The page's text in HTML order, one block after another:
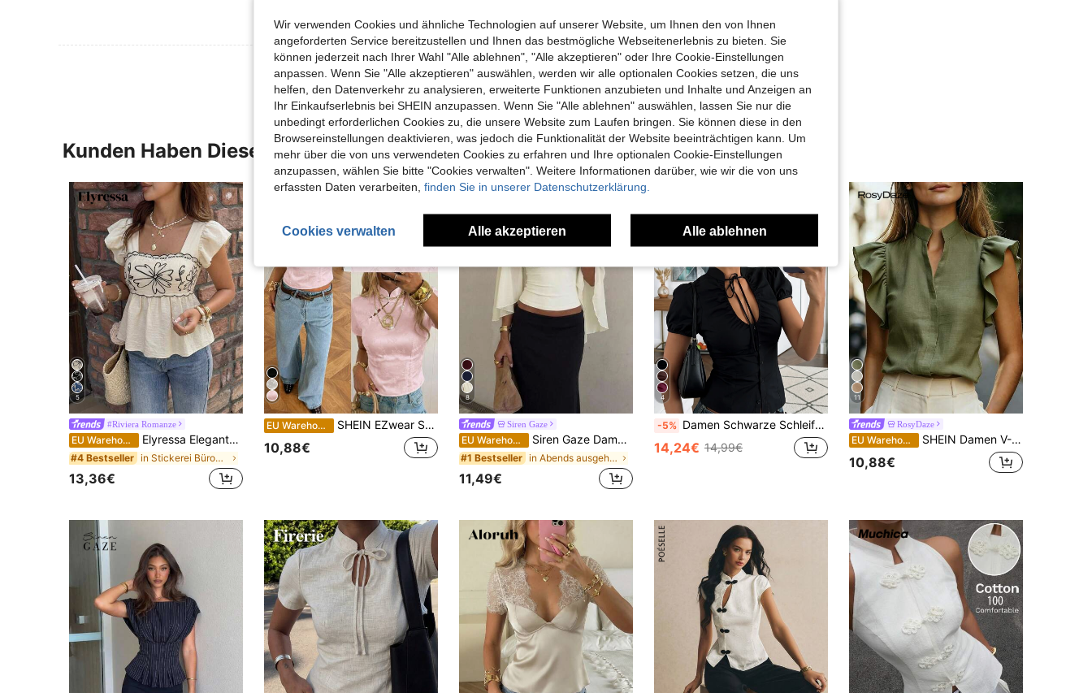
Hilfreich (0)
Kunden Haben Diese Artikel Auch Angeschaut
5
#Riviera Romanze
EU Warehouse Elyressa Elegantes Sommerhemd mit bedrucktem Webstoff für Frauen
#4 Bestseller in Stickerei Büroblusen
13,36€
EU Warehouse SHEIN EZwear Satin Jacquard Damen Einfarbige Knopf Mao Kragen Kurzarm Satin Bluse
10,88€
8
Siren Gaze
EU Warehouse Siren Gaze Damen Bluse in Unifarbe mit tiefem V-Ausschnitt, plissiert, lässig, vielseitig, für den täglichen Gebrauch
#1 Bestseller in Abends ausgehen Frauen Blusen
11,49€
4
-5% Damen Schwarze Schleife Aushöhlung Sexy Lässige Taillen-betonende Bluse, Herbst/Sommer Alltagskleidung, Schulanfang Saison
14,24€ 14,99€
11
RosyDaze
EU Warehouse SHEIN Damen V-Ausschnitt Kurzarm Bluse, angenehmer Stoff, geeignet für Urlaub, Alltag, lässig, Strand, Date, Party, Stadturlaub im Sommer, vielseitig
10,88€
Wir verwenden Cookies und ähnliche Technologien auf unserer Website, um Ihnen den von Ihnen
angeforderten Service bereitzustellen und Ihnen das bestmögliche Webseitenerlebnis zu bieten. Sie
können jederzeit nach Ihrer Wahl "Alle ablehnen", "Alle akzeptieren" oder Ihre Cookie-Einstellungen
anpassen. Wenn Sie "Alle akzeptieren" auswählen, werden wir alle optionalen Cookies setzen, die uns
helfen, den Datenverkehr zu analysieren, erweiterte Funktionen anzubieten und Inhalte und Anzeigen an
Ihr Einkaufserlebnis bei SHEIN anzupassen. Wenn Sie "Alle ablehnen" auswählen, lassen Sie nur die
unbedingt erforderlichen Cookies zu, die unsere Website zum Laufen bringen. Sie können diese in den
Browsereinstellungen deaktivieren, was jedoch die Funktionalität der Website beeinträchtigen kann. Um
mehr über die von uns verwendeten Cookies zu erfahren und Ihre optionalen Cookie-Einstellungen
anzupassen, wählen Sie bitte "Cookies verwalten". Weitere Informationen darüber, wie wir die von uns
erfassten Daten verarbeiten, finden Sie in unserer Datenschutzerklärung.
Cookies verwalten Alle akzeptieren Alle ablehnen